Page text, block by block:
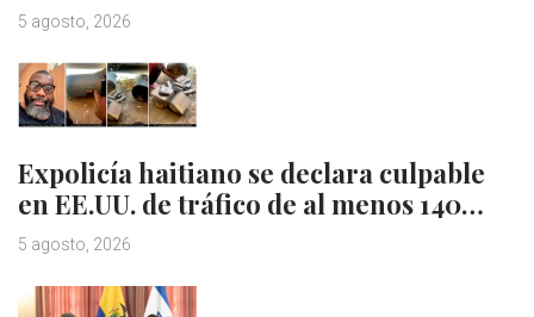
5 agosto, 2026
Expolicía haitiano se declara culpable
en EE.UU. de tráfico de al menos 140…
5 agosto, 2026